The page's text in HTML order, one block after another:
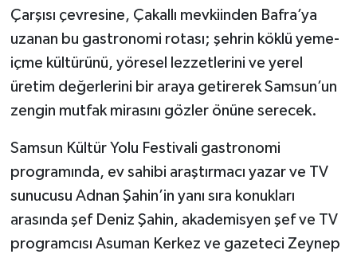
Çarşısı çevresine, Çakallı mevkiinden Bafra’ya
uzanan bu gastronomi rotası; şehrin köklü yeme-
içme kültürünü, yöresel lezzetlerini ve yerel
üretim değerlerini bir araya getirerek Samsun’un
zengin mutfak mirasını gözler önüne serecek.
Samsun Kültür Yolu Festivali gastronomi
programında, ev sahibi araştırmacı yazar ve TV
sunucusu Adnan Şahin’in yanı sıra konukları
arasında şef Deniz Şahin, akademisyen şef ve TV
programcısı Asuman Kerkez ve gazeteci Zeynep